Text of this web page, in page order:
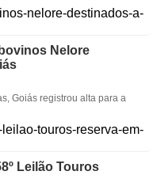
Nelore
Goiás registrou alta para a
Leilão Touros